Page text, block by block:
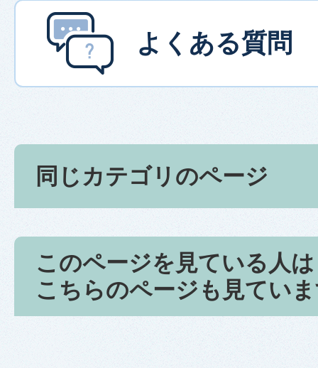
よくある質問
同じカテゴリのページ
このページを見ている人は
こちらのページも見てい